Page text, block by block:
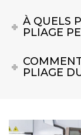
À QUELS
PLIAGE
PLIAGE